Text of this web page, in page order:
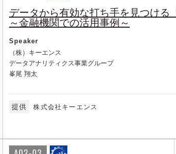
データから有効な打ち手を見つける
～金融機関での活用事例～
Speaker
（株）キーエンス
データアナリティクス事業グループ
峯尾 翔太
提供 株式会社キーエンス